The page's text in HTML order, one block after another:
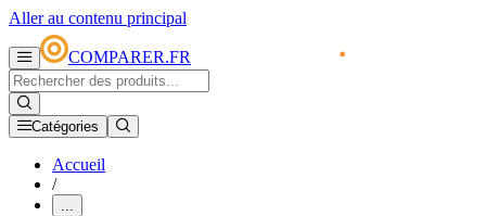
Aller au contenu principal
COMPARER.FR
Catégories
Accueil
/
...